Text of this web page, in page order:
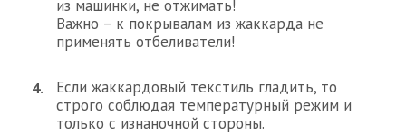
из машинки, не отжимать!
Важно – к покрывалам из жаккарда не
применять отбеливатели!
Если жаккардовый текстиль гладить, то
строго соблюдая температурный режим и
только с изнаночной стороны.